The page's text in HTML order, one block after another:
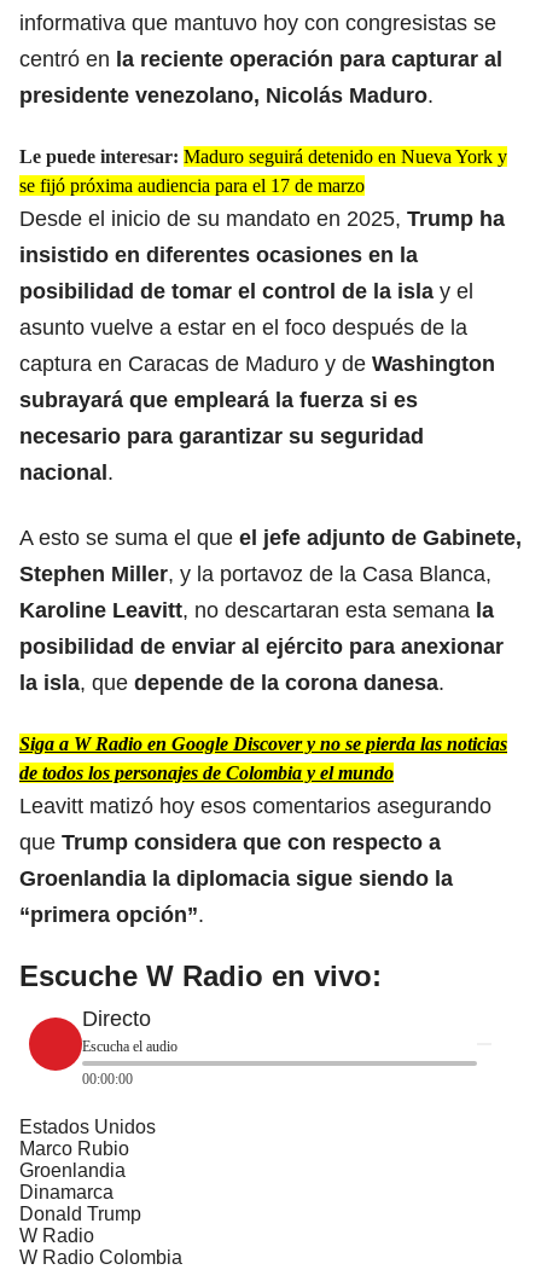
informativa que mantuvo hoy con congresistas se
centró en la reciente operación para capturar al
presidente venezolano, Nicolás Maduro.
Le puede interesar: Maduro seguirá detenido en Nueva York y
se fijó próxima audiencia para el 17 de marzo
Desde el inicio de su mandato en 2025, Trump ha
insistido en diferentes ocasiones en la
posibilidad de tomar el control de la isla y el
asunto vuelve a estar en el foco después de la
captura en Caracas de Maduro y de Washington
subrayará que empleará la fuerza si es
necesario para garantizar su seguridad
nacional.
A esto se suma el que el jefe adjunto de Gabinete,
Stephen Miller, y la portavoz de la Casa Blanca,
Karoline Leavitt, no descartaran esta semana la
posibilidad de enviar al ejército para anexionar
la isla, que depende de la corona danesa.
Siga a W Radio en Google Discover y no se pierda las noticias
de todos los personajes de Colombia y el mundo
Leavitt matizó hoy esos comentarios asegurando
que Trump considera que con respecto a
Groenlandia la diplomacia sigue siendo la
“primera opción”.
Escuche W Radio en vivo:
Directo
Escucha el audio
00:00:00
Estados Unidos
Marco Rubio
Groenlandia
Dinamarca
Donald Trump
W Radio
W Radio Colombia